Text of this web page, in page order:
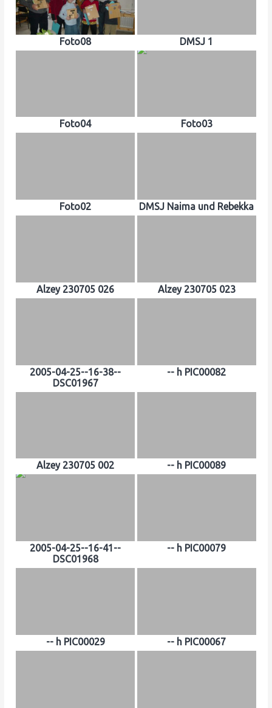
Foto08 DMSJ 1
Foto04 Foto03
Foto02 DMSJ Naima und Rebekka
Alzey 230705 026 Alzey 230705 023
2005-04-25--16-38--
DSC01967
-- h PIC00082
Alzey 230705 002 -- h PIC00089
2005-04-25--16-41--
DSC01968
-- h PIC00079
-- h PIC00029 -- h PIC00067